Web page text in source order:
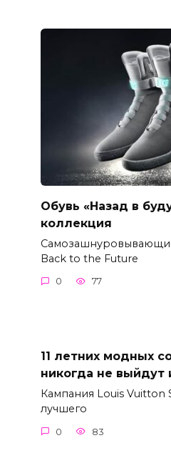
Обувь «Назад в
коллекция
Back to the Future
0 77
11 летних модных
никогда не выйдут
Кампания Louis Vuitton
лучшего
0 83